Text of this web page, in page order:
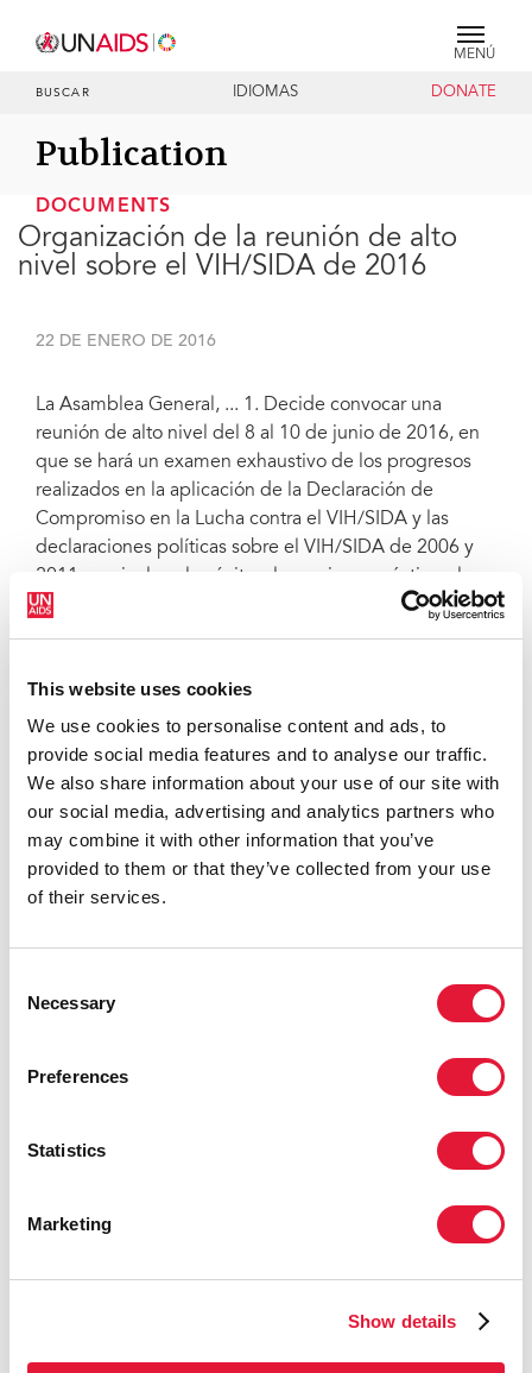
This website uses cookies
We use cookies to personalise content and ads, to
provide social media features and to analyse our traffic.
We also share information about your use of our site with
our social media, advertising and analytics partners who
may combine it with other information that you’ve
provided to them or that they’ve collected from your use
of their services.
Selection
Necessary
Preferences
Statistics
Marketing
Show details
MENÚ
BUSCAR IDIOMAS DONATE
Publication
DOCUMENTS
Organización de la reunión de alto
nivel sobre el VIH/SIDA de 2016
22 DE ENERO DE 2016
La Asamblea General, ... 1. Decide convocar una
reunión de alto nivel del 8 al 10 de junio de 2016, en
que se hará un examen exhaustivo de los progresos
realizados en la aplicación de la Declaración de
Compromiso en la Lucha contra el VIH/SIDA y las
declaraciones políticas sobre el VIH/SIDA de 2006 y
2011 que incluya los éxitos, las mejores prácticas, las
enseñanzas adquiridas, los obstáculos y las
recomendaciones destinadas a guiar y supervisar la
respuesta al VIH/SIDA después de 2015, con
estrategias concretas de acción para poner fin a la
epidemia del SIDA para 2030 y para promover que los
dirigentes sigan comprometidos con la respuesta
mundial amplia e integrada contra el VIH/SIDA y
continúen participando en ella; ...